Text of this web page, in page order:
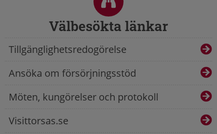
Välbesökta länkar
Tillgänglighetsredogörelse
Ansöka om försörjningsstöd
Möten, kungörelser och protokoll
Visittorsas.se